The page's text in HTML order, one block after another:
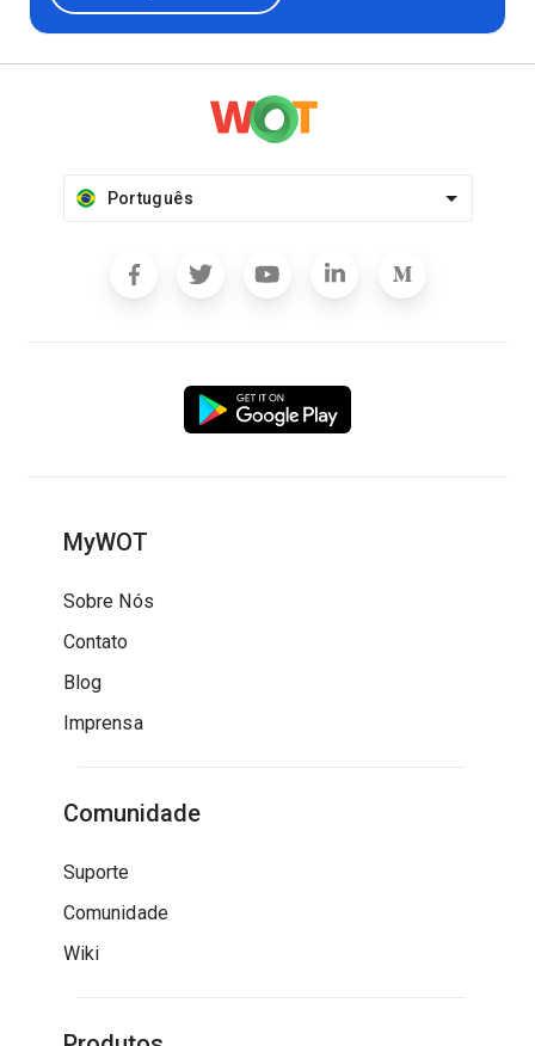
Português
MyWOT
Sobre Nós
Contato
Blog
Imprensa
Comunidade
Suporte
Comunidade
Wiki